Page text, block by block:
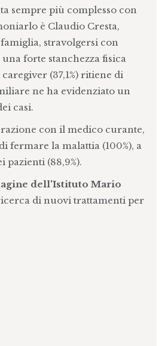
sempre più complesso con
è Claudio Cresta,
stravolgersi con
forte stanchezza fisica
(37,1%) ritiene di
ne ha evidenziato un
casi.
con il medico curante,
fermare la malattia (100%), a
(88,9%).
dell'Istituto Mario
di nuovi trattamenti per